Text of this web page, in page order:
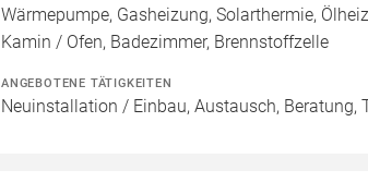
Wärmepumpe, Gasheizung, Solarthermie,
Kamin / Ofen, Badezimmer, Brennstoffzelle
ANGEBOTENE TÄTIGKEITEN
Neuinstallation / Einbau, Austausch, Beratung,